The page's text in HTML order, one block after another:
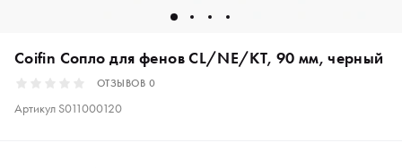
Coifin Сопло для фенов CL/NE/KT, 90 мм, черный
ОТЗЫВОВ 0
Артикул S011000120